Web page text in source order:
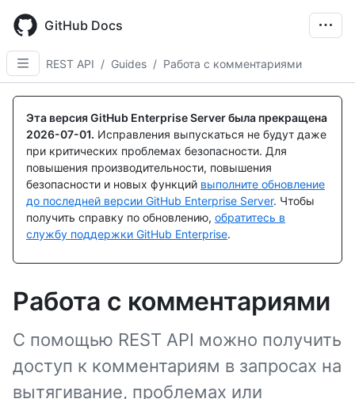
main
content
GitHub Docs
REST API / Guides / Работа с комментариями
Эта версия GitHub Enterprise Server была прекращена
2026-07-01. Исправления выпускаться не будут даже
при критических проблемах безопасности. Для
повышения производительности, повышения
безопасности и новых функций выполните обновление
до последней версии GitHub Enterprise Server. Чтобы
получить справку по обновлению, обратитесь в
службу поддержки GitHub Enterprise.
Работа с комментариями
С помощью REST API можно получить
доступ к комментариям в запросах на
вытягивание, проблемах или